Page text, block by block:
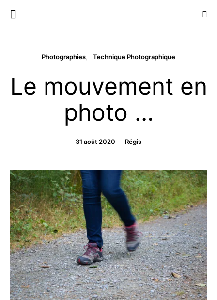
Photographies Technique Photographique
Le mouvement en
photo …
31 août 2020 Régis